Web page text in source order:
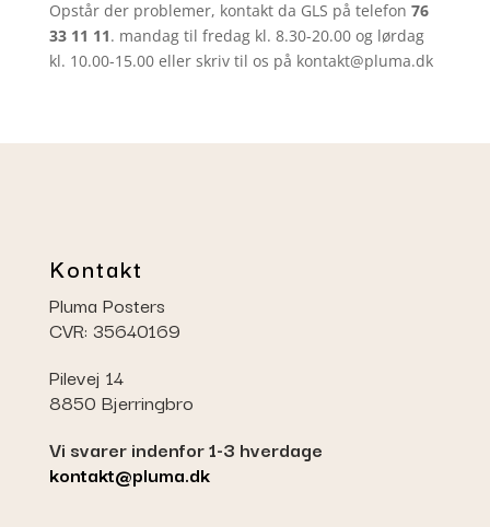
Opstår der problemer, kontakt da GLS på telefon 76
33 11 11. mandag til fredag kl. 8.30-20.00 og lørdag
kl. 10.00-15.00 eller skriv til os på kontakt@pluma.dk
Kontakt
Pluma Posters
CVR: 35640169
Pilevej 14
8850 Bjerringbro
Vi svarer indenfor 1-3 hverdage
kontakt@pluma.dk